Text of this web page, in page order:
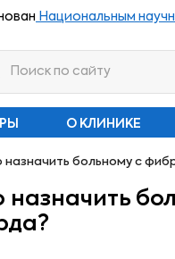
Национальным
О КЛИНИКЕ
больному с